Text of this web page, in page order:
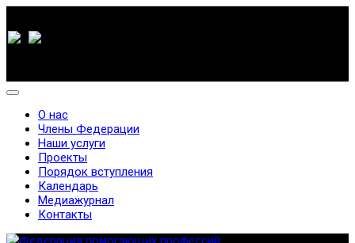
О нас
Члены Федерации
Наши услуги
Проекты
Порядок вступления
Календарь
Медиажурнал
Контакты